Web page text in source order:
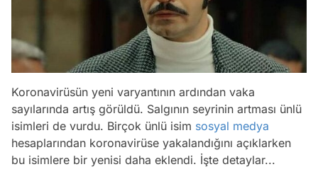
Koronavirüsün yeni varyantının ardından vaka
sayılarında artış görüldü. Salgının seyrinin artması ünlü
isimleri de vurdu. Birçok ünlü isim sosyal medya
hesaplarından koronavirüse yakalandığını açıklarken
bu isimlere bir yenisi daha eklendi. İşte detaylar...